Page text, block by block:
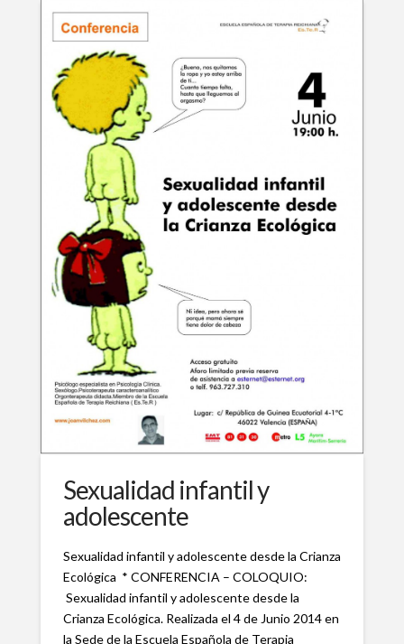
Sexualidad infantil y
adolescente
Sexualidad infantil y adolescente desde la Crianza
Ecológica * CONFERENCIA – COLOQUIO:
Sexualidad infantil y adolescente desde la
Crianza Ecológica. Realizada el 4 de Junio 2014 en
la Sede de la Escuela Española de Terapia